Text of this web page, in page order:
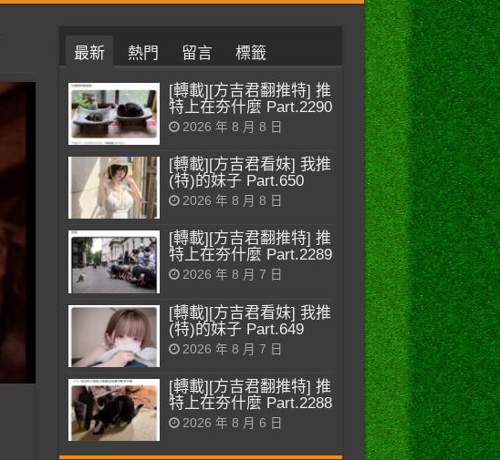
最新 熱門 留言 標籤
[轉載][方吉君翻推特] 推
特上在夯什麼 Part.2290
2026 年 8 月 8 日
[轉載][方吉君看妹] 我推
(特)的妹子 Part.650
2026 年 8 月 8 日
[轉載][方吉君翻推特] 推
特上在夯什麼 Part.2289
2026 年 8 月 7 日
[轉載][方吉君看妹] 我推
(特)的妹子 Part.649
2026 年 8 月 7 日
[轉載][方吉君翻推特] 推
特上在夯什麼 Part.2288
2026 年 8 月 6 日